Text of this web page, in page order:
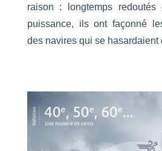
raison : longtemps
puissance, ils ont façonné
des navires qui se hasardaient